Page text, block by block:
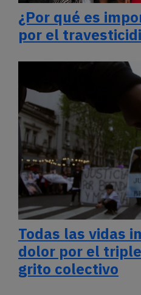
¿Por qué es
por el
Todas las vidas
dolor por el
grito colectivo